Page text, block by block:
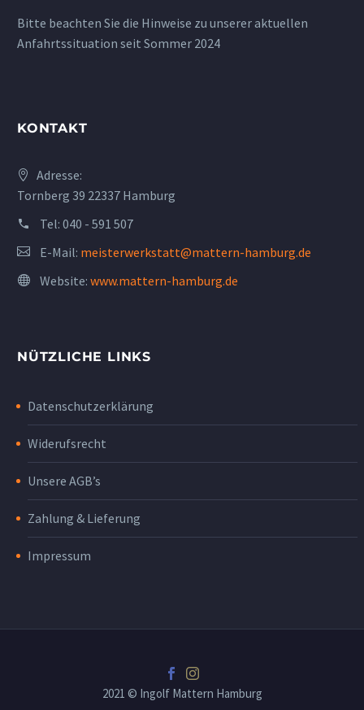
Bitte beachten Sie die Hinweise zu unserer aktuellen
Anfahrtssituation seit Sommer 2024
KONTAKT
Adresse:
Tornberg 39 22337 Hamburg
Tel: 040 - 591 507
E-Mail: meisterwerkstatt@mattern-hamburg.de
Website: www.mattern-hamburg.de
NÜTZLICHE LINKS
Datenschutzerklärung
Widerufsrecht
Unsere AGB’s
Zahlung & Lieferung
Impressum
2021 © Ingolf Mattern Hamburg